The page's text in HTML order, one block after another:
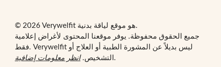
© 2026 Verywelfit هو موقع لياقة بدنية.
جميع الحقوق محفوظة. يوفر موقعنا المحتوى لأغراض إعلامية
فقط. Verywelfit ليس بديلاً عن المشورة الطبية أو العلاج أو
التشخيص.انظر معلومات إضافية .